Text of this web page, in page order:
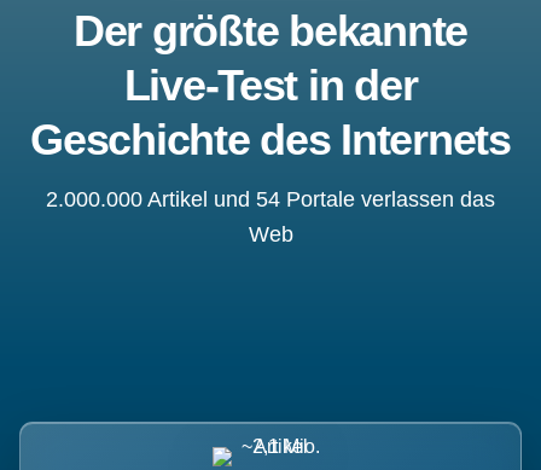
Der größte bekannte
Live-Test in der
Geschichte des Internets
2.000.000 Artikel und 54 Portale verlassen das
Web